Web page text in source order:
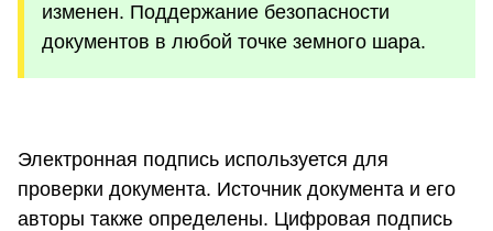
изменен. Поддержание безопасности
документов в любой точке земного шара.
Электронная подпись используется для
проверки документа. Источник документа и его
авторы также определены. Цифровая подпись